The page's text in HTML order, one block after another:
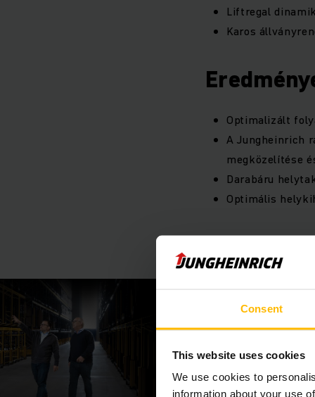
Consent
This website uses cookies
We use cookies to
information about your use
Liftregal
Karos
Optimalizált
A Jungheinrich
megközelítése
Darabáru
Optimális